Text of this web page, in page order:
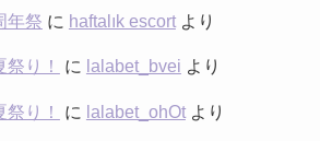
年祭 に haftalık escortより
祭り！ に lalabet_bvei より
祭り！ に lalabet_ohOtより